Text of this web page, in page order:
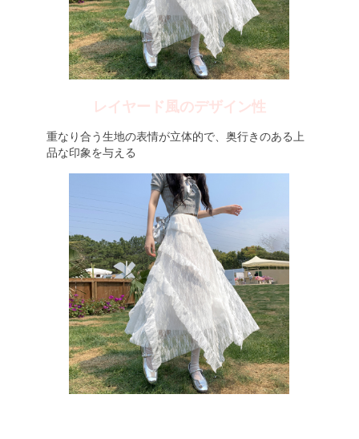
レイヤード風のデザイン性
重なり合う生地の表情が立体的で、奥行きのある上
品な印象を与える